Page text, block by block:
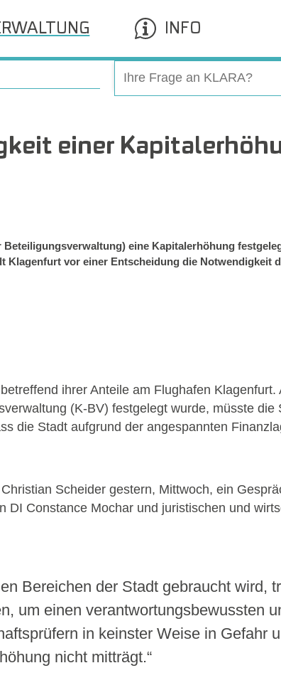
INFO
einer
eine Kapitalerhöhung
Klagenfurt vor einer Entscheidung die Notwendigkeit
ihrer Anteile am Flughafen Klagenfurt.
(K-BV) festgelegt wurde, müsste die
die Stadt aufgrund der angespannten
Scheider gestern, Mittwoch, ein
Constance Mochar und juristischen und
Bereichen der Stadt gebraucht wird,
um einen verantwortungsbewussten
in keinster Weise in Gefahr
nicht mitträgt.“